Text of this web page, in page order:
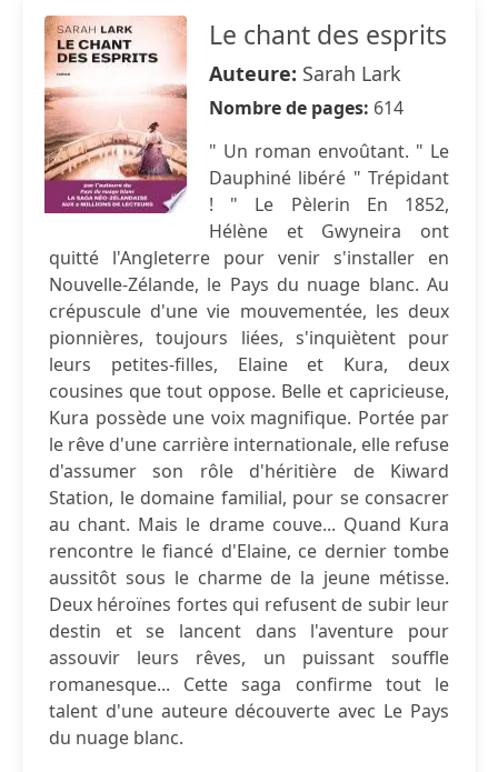
Le chant des esprits
Auteure: Sarah Lark
Nombre de pages: 614
" Un roman envoûtant. " Le
Dauphiné libéré " Trépidant
! " Le Pèlerin En 1852,
Hélène et Gwyneira ont
quitté l'Angleterre pour venir s'installer en
Nouvelle-Zélande, le Pays du nuage blanc. Au
crépuscule d'une vie mouvementée, les deux
pionnières, toujours liées, s'inquiètent pour
leurs petites-filles, Elaine et Kura, deux
cousines que tout oppose. Belle et capricieuse,
Kura possède une voix magnifique. Portée par
le rêve d'une carrière internationale, elle refuse
d'assumer son rôle d'héritière de Kiward
Station, le domaine familial, pour se consacrer
au chant. Mais le drame couve... Quand Kura
rencontre le fiancé d'Elaine, ce dernier tombe
aussitôt sous le charme de la jeune métisse.
Deux héroïnes fortes qui refusent de subir leur
destin et se lancent dans l'aventure pour
assouvir leurs rêves, un puissant souffle
romanesque... Cette saga confirme tout le
talent d'une auteure découverte avec Le Pays
du nuage blanc.